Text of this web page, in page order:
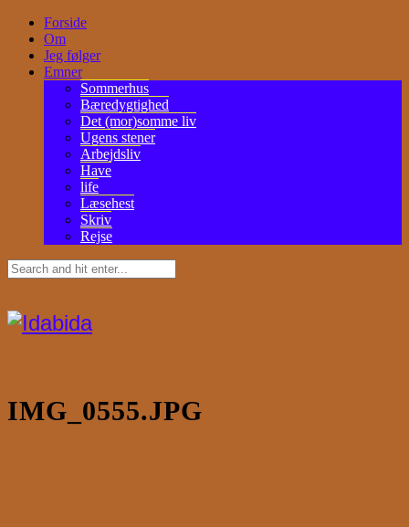
Forside
Om
Jeg følger
Emner
Sommerhus
Bæredygtighed
Det (mor)somme liv
Ugens stener
Arbejdsliv
Have
life
Læsehest
Skriv
Rejse
IMG_0555.JPG